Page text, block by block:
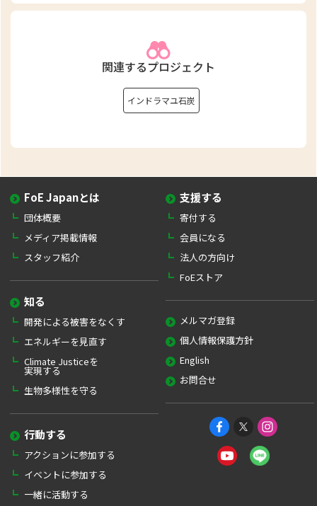
関連するプロジェクト
インドラマユ石炭
FoE Japanとは
団体概要
メディア掲載情報
スタッフ紹介
知る
開発による被害をなくす
エネルギーを見直す
Climate Justiceを
実現する
生物多様性を守る
行動する
アクションに参加する
イベントに参加する
一緒に活動する
支援する
寄付する
会員になる
法人の方向け
FoEストア
メルマガ登録
個人情報保護方針
English
お問合せ